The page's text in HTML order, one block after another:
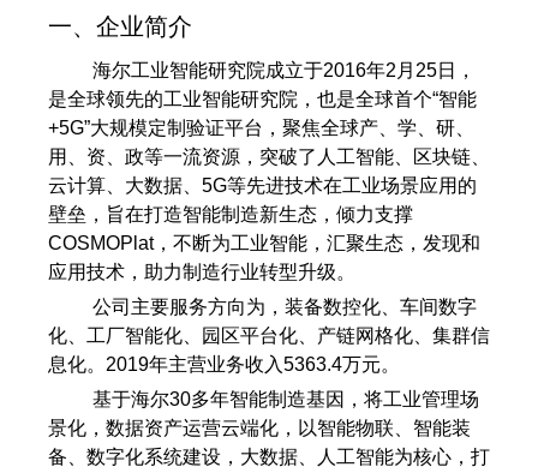
一、企业简介
海尔工业智能研究院成立于2016年2月25日，
是全球领先的工业智能研究院，也是全球首个“智能
+5G”大规模定制验证平台，聚焦全球产、学、研、
用、资、政等一流资源，突破了人工智能、区块链、
云计算、大数据、5G等先进技术在工业场景应用的
壁垒，旨在打造智能制造新生态，倾力支撑
COSMOPlat，不断为工业智能，汇聚生态，发现和
应用技术，助力制造行业转型升级。
公司主要服务方向为，装备数控化、车间数字
化、工厂智能化、园区平台化、产链网格化、集群信
息化。2019年主营业务收入5363.4万元。
基于海尔30多年智能制造基因，将工业管理场
景化，数据资产运营云端化，以智能物联、智能装
备、数字化系统建设，大数据、人工智能为核心，打